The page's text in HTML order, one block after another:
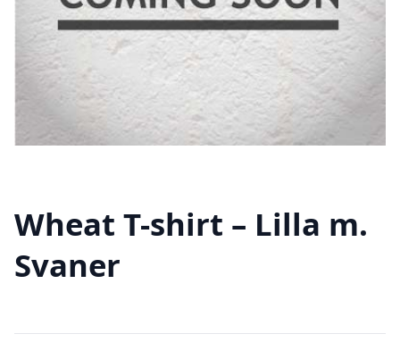
Wheat T-shirt – Lilla m.
Svaner